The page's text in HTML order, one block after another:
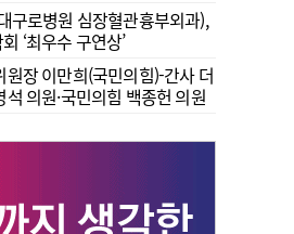
구로병원 심장혈관흉부외과),
‘최우수 구연상’
장 이만희(국민의힘)-간사 더
의원·국민의힘 백종헌 의원